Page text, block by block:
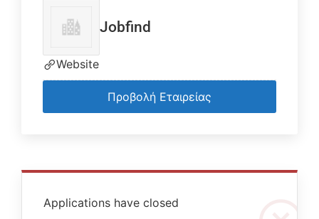
Applications have closed
Jobfind
Website
Προβολή Εταιρείας